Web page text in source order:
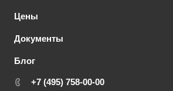
Цены
Документы
Блог
+7 (495) 758-00-00